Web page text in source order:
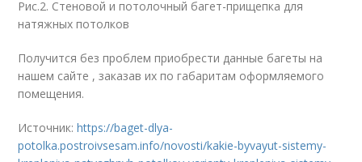
Рис.2. Стеновой и потолочный багет-прищепка для
натяжных потолков
Получится без проблем приобрести данные багеты на
нашем сайте , заказав их по габаритам оформляемого
помещения.
Источник:https://baget-dlya-
potolka.postroivsesam.info/novosti/kakie-byvayut-sistemy-